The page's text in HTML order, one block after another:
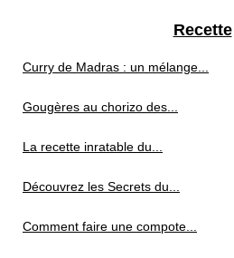
Recette
Curry de Madras : un mélange...
Gougères au chorizo des...
La recette inratable du...
Découvrez les Secrets du...
Comment faire une compote...